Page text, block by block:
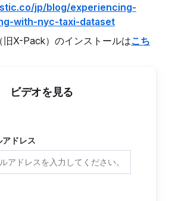
jp/blog/experiencing-
with-nyc-taxi-dataset
旧X-Pack）のインストールはこち
ビデオを見る
ドレス